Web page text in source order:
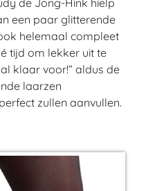
de Jong-Hink hielp
een paar glitterende
helemaal compleet
tijd om lekker uit te
klaar voor!” aldus de
laarzen
zullen aanvullen.